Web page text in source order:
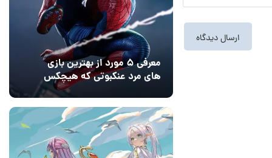
معرفی ۵ مورد از بهترین بازی
های مرد عنکبوتی که هیچکس